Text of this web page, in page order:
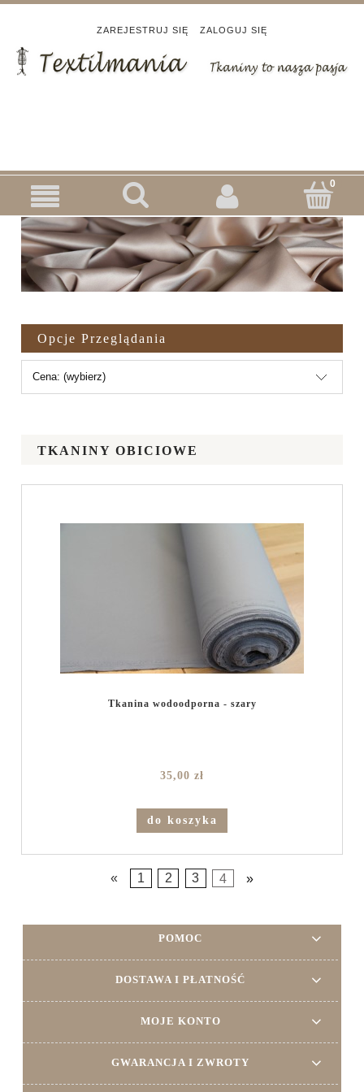
ZAREJESTRUJ SIĘ ZALOGUJ SIĘ
Opcje Przeglądania
Cena: (wybierz)
TKANINY OBICIOWE
Tkanina wodoodporna - szary
35,00 zł
do koszyka
« 1 2 3 4 »
POMOC
DOSTAWA I PŁATNOŚĆ
MOJE KONTO
GWARANCJA I ZWROTY